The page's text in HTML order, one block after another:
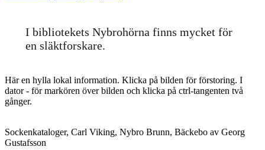
I bibliotekets Nybrohörna finns mycket för
en släktforskare.
Här en hylla lokal information. Klicka på bilden för förstoring. I
dator - för markören över bilden och klicka på ctrl-tangenten två
gånger.
Sockenkataloger, Carl Viking, Nybro Brunn, Bäckebo av Georg
Gustafsson